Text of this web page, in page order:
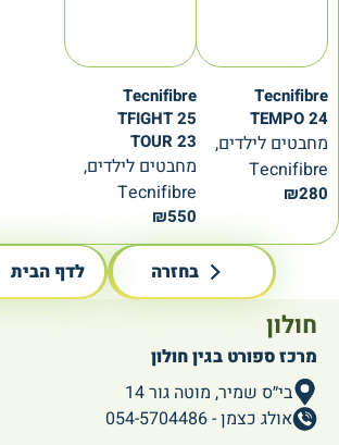
Tecnifibre
TEMPO 24
מחבטים לילדים,
Tecnifibre
₪280
Tecnifibre
TFIGHT 25
TOUR 23
מחבטים לילדים,
Tecnifibre
₪550
בחזרה לדף הבית
חולון
מרכז ספורט בגין חולון
בי״ס שמיר, מוטה גור 14
אולג כצמן - 054-5704486